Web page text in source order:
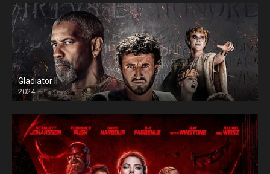
Gladiator II
2024